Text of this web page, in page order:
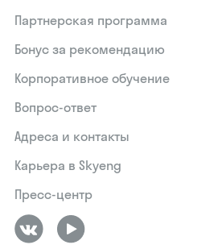
Партнерская программа
Бонус за рекомендацию
Корпоративное обучение
Вопрос-ответ
Адреса и контакты
Карьера в Skyeng
Пресс-центр